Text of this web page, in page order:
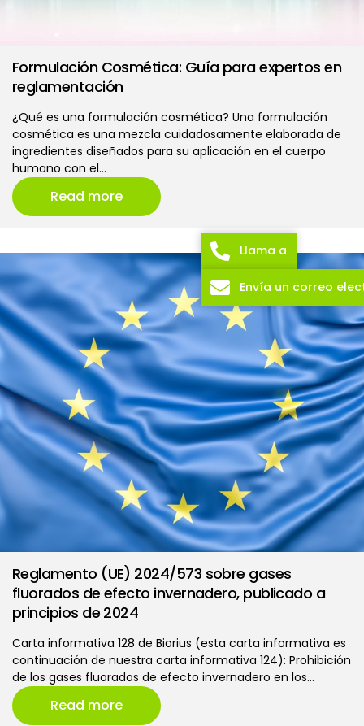
Formulación Cosmética: Guía para expertos en
reglamentación
¿Qué es una formulación cosmética? Una formulación
cosmética es una mezcla cuidadosamente elaborada de
ingredientes diseñados para su aplicación en el cuerpo
humano con el…
Read more
Reglamento (UE) 2024/573 sobre gases
fluorados de efecto invernadero, publicado a
principios de 2024
Carta informativa 128 de Biorius (esta carta informativa es
continuación de nuestra carta informativa 124): Prohibición
de los gases fluorados de efecto invernadero en los…
Read more
Llama a
Envía un correo